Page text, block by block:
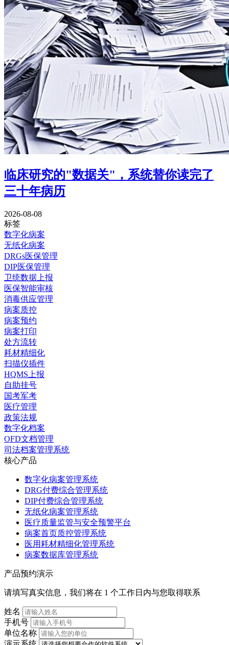
临床研究的"数据关"，系统替你读完了
三十年病历
2026-08-08
标签
数字化病案
无纸化病案
DRGs医保管理
DIP医保管理
卫统数据上报
医保智能审核
消毒供应管理
病案质控
病案预约
病案打印
处方流转
耗材精细化
扫描仪插件
HQMS上报
自助挂号
国考军考
医疗管理
政策法规
数字化档案
OFD文档管理
司法档案管理系统
核心产品
数字化病案管理系统
DRG付费综合管理系统
DIP付费综合管理系统
无纸化病案管理系统
医疗质量监管与安全预警平台
病案首页质控管理系统
医用耗材精细化管理系统
病案数据库管理系统
产品预约演示
请填写真实信息，我们将在 1 个工作日内与您取得联系
姓名
手机号
单位名称